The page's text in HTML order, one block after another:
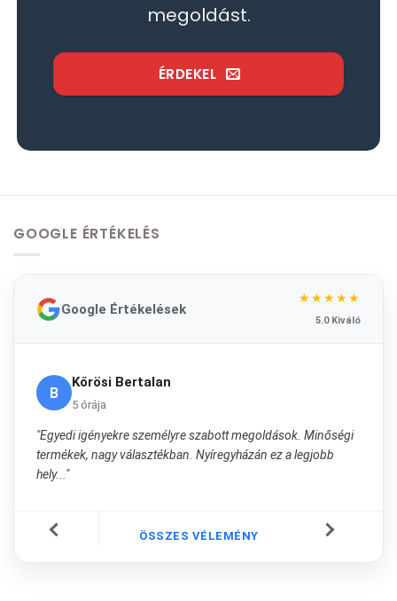
megoldást.
ÉRDEKEL
GOOGLE ÉRTÉKELÉS
Google Értékelések
★★★★★
5.0 Kiváló
B
Kőrösi Bertalan
5 órája
"Egyedi igényekre személyre szabott megoldások. Minőségi
termékek, nagy választékban. Nyíregyházán ez a legjobb
hely..."
ÖSSZES VÉLEMÉNY